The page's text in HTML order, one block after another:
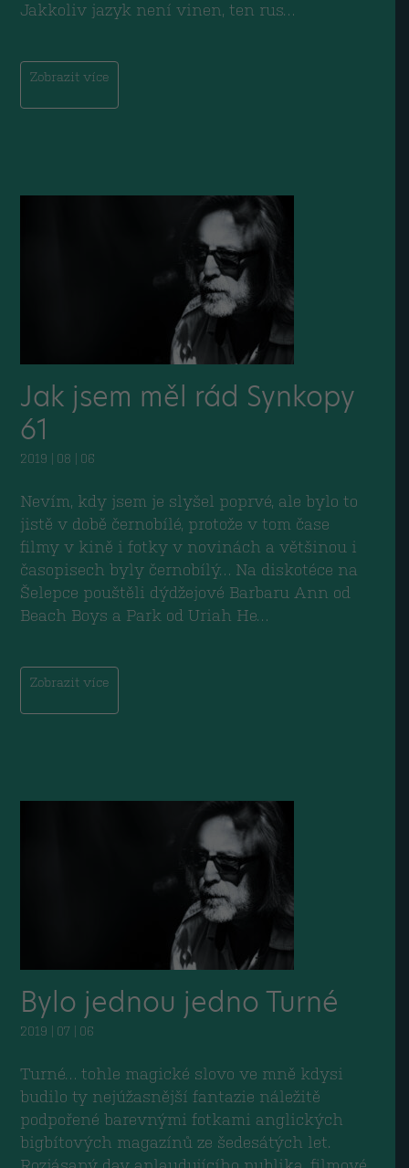
Jakkoliv jazyk není vinen, ten rus…
Zobrazit více
Jak jsem měl rád Synkopy
61
2019 | 08 | 06
Nevím, kdy jsem je slyšel poprvé, ale bylo to
jistě v době černobílé, protože v tom čase
filmy v kině i fotky v novinách a většinou i
časopisech byly černobílý… Na diskotéce na
Šelepce pouštěli dýdžejové Barbaru Ann od
Beach Boys a Park od Uriah He…
Zobrazit více
Bylo jednou jedno Turné
2019 | 07 | 06
Turné… tohle magické slovo ve mně kdysi
budilo ty nejúžasnější fantazie náležitě
podpořené barevnými fotkami anglických
bigbítových magazínů ze šedesátých let.